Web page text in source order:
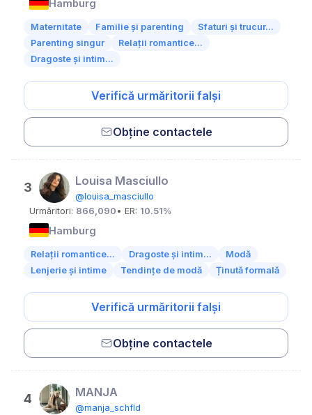
Hamburg
Maternitate Familie și parenting
Sfaturi și trucur...
Parenting singur
Relații romantice...
Dragoste și intim...
Verifică urmăritorii falși
Obține contactele
3 Louisa Masciullo
@louisa_masciullo
Urmăritori: 866,090 • ER: 10.51%
Hamburg
Relații romantice... Dragoste și intim...
Modă
Lenjerie și intime
Tendințe de modă Ținută formală
Verifică urmăritorii falși
Obține contactele
4 MANJA
@manja_schfld